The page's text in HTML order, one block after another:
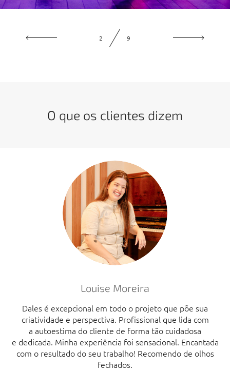
2 9
O que os clientes dizem
Louise Moreira
Dales é excepcional em todo o projeto que põe sua
criatividade e perspectiva. Profissional que lida com
a autoestima do cliente de forma tão cuidadosa
e dedicada. Minha experiência foi sensacional. Encantada
com o resultado do seu trabalho! Recomendo de olhos
fechados.